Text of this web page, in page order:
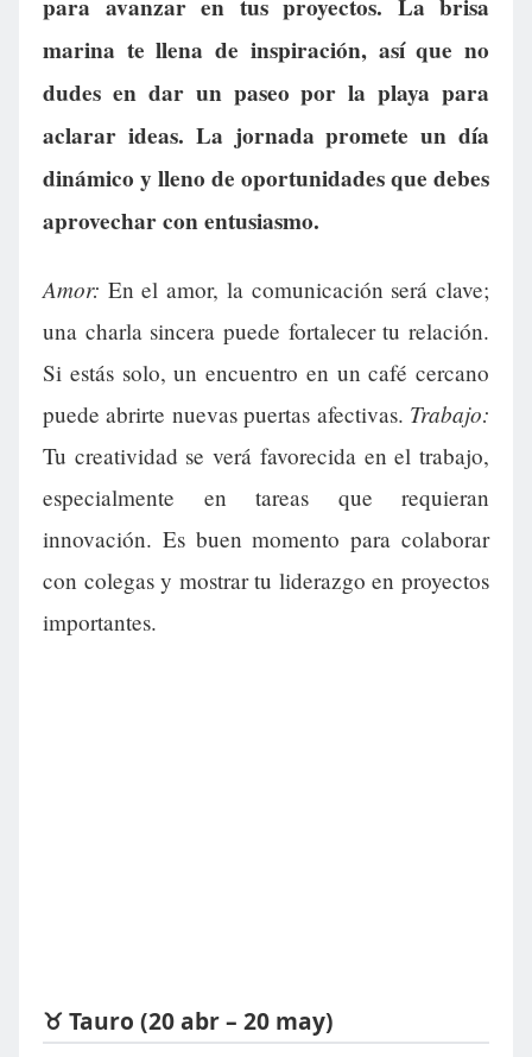
para avanzar en tus proyectos. La brisa
marina te llena de inspiración, así que no
dudes en dar un paseo por la playa para
aclarar ideas. La jornada promete un día
dinámico y lleno de oportunidades que debes
aprovechar con entusiasmo.
Amor: En el amor, la comunicación será clave;
una charla sincera puede fortalecer tu relación.
Si estás solo, un encuentro en un café cercano
puede abrirte nuevas puertas afectivas. Trabajo:
Tu creatividad se verá favorecida en el trabajo,
especialmente en tareas que requieran
innovación. Es buen momento para colaborar
con colegas y mostrar tu liderazgo en proyectos
importantes.
♉ Tauro (20 abr – 20 may)